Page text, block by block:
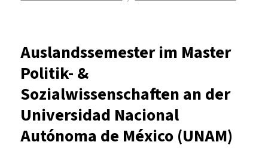
Auslandssemester im Master
Politik- &
Sozialwissenschaften an der
Universidad Nacional
Autónoma de México (UNAM)